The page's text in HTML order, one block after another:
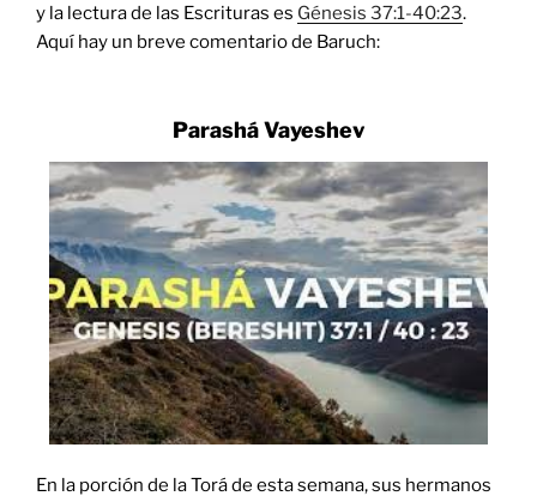
y la lectura de las Escrituras es Génesis 37:1-40:23.
Aquí hay un breve comentario de Baruch:
Parashá Vayeshev
En la porción de la Torá de esta semana, sus hermanos